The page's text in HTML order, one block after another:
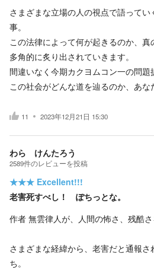
さまざまな立場の人の視点で語って
事。
この法律によって何が起きるのか、真
多角的に炙り出されていきます。
間違いなく今期カクヨムコン一の問題
この社会がどんな道を辿るのか、あな
11 2023年12月21日 15:30
わら けんたろう
2589件のレビューを投稿
★★★ Excellent!!!
老害死すべし！ ぽちっとな。
作者 無雲律人が、人間の怖さ、残酷さ
さまざまな経緯から、老害だと通報
ち。